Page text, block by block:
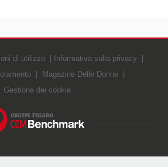
di utilizzo
Informativa sulla privacy
Magazine Delle Donne
Gestione dei cookie